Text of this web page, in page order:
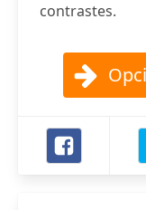
contrastes.